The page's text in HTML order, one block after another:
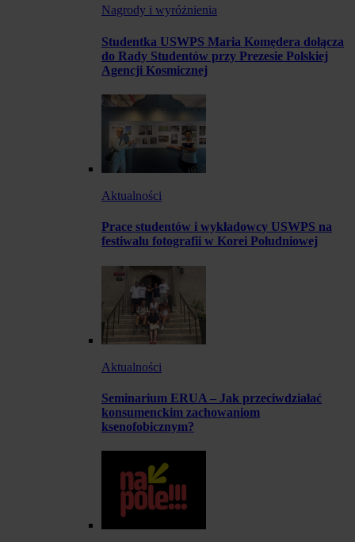
Nagrody i wyróżnienia
Studentka USWPS Maria Komędera dołącza
do Rady Studentów przy Prezesie Polskiej
Agencji Kosmicznej
Aktualności
Prace studentów i wykładowcy USWPS na
festiwalu fotografii w Korei Południowej
Aktualności
Seminarium ERUA – Jak przeciwdziałać
konsumenckim zachowaniom
ksenofobicznym?